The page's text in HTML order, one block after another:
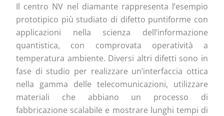
Il centro NV nel diamante rappresenta l’esempio
prototipico più studiato di difetto puntiforme con
applicazioni nella scienza dell’informazione
quantistica, con comprovata operatività a
temperatura ambiente. Diversi altri difetti sono in
fase di studio per realizzare un’interfaccia ottica
nella gamma delle telecomunicazioni, utilizzare
materiali che abbiano un processo di
fabbricazione scalabile e mostrare lunghi tempi di